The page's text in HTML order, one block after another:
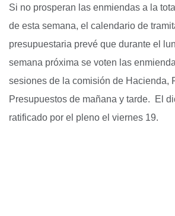
Si no prosperan las enmiendas a la
de esta semana, el calendario de
presupuestaria prevé que durante el
semana próxima se voten las
sesiones de la comisión de Hacienda,
Presupuestos de mañana y tarde. El
ratificado por el pleno el viernes 19.